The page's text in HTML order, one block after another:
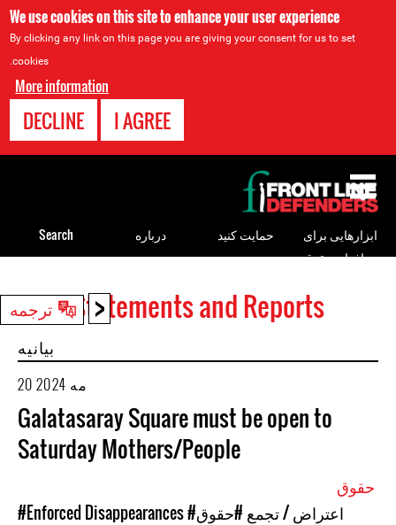
We use cookies on this site to enhance your user experience
By clicking any link on this page you are giving your consent for us to set
cookies.
More information
I AGREE
DECLINE
< ترجمه Statements and Reports
بیانیه
20 مه 2024
Galatasaray Square must be open to
Saturday Mothers/People
#Enforced Disappearances
#اعتراض / تجمع #حقوق
to
top
ابزارهایی برای
مدافعان حقوق
حمایت کنید درباره Search